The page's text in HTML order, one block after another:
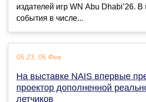
издателей игр WN Abu Dhabi’26.
события в числе...
05:23, 05 Фев
На выставке NAIS впервые
проектор дополненной
летчиков